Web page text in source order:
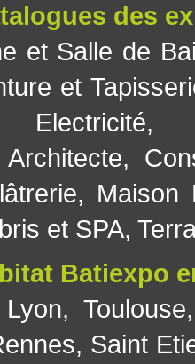
des
et Salle de
et
Electricité
Architecte,
, Maison
et SPA,
Batiexpo
Lyon, Toulouse
, Saint